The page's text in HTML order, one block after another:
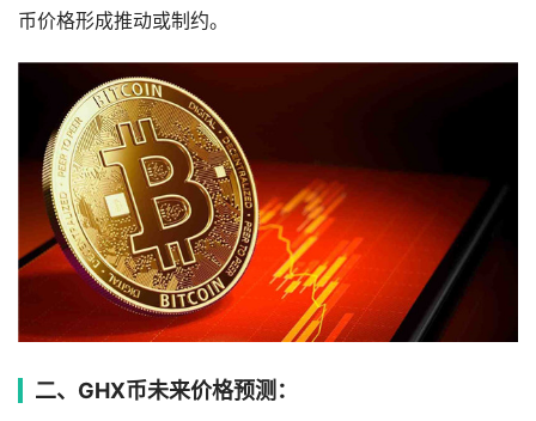
币价格形成推动或制约。
二、GHX币未来价格预测：